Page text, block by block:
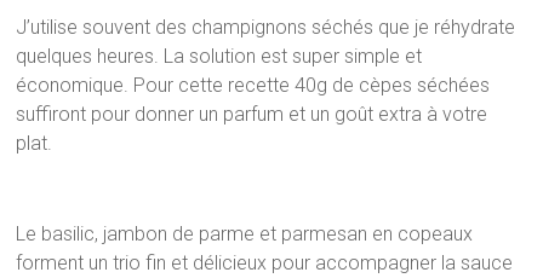
J’utilise souvent des champignons séchés que je réhydrate
quelques heures. La solution est super simple et
économique. Pour cette recette 40g de cèpes séchées
suffiront pour donner un parfum et un goût extra à votre
plat.
Le basilic, jambon de parme et parmesan en copeaux
forment un trio fin et délicieux pour accompagner la sauce